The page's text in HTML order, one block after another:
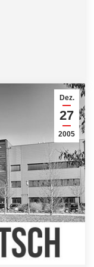
Dez.
27
2005